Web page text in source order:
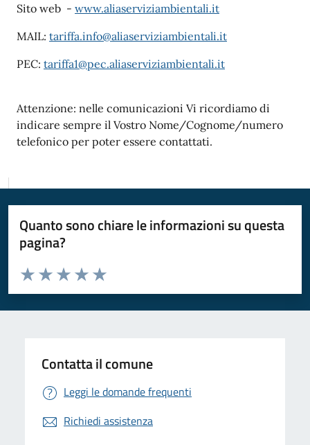
Sito web - www.aliaserviziambientali.it
MAIL: tariffa.info@aliaserviziambientali.it
PEC: tariffa1@pec.aliaserviziambientali.it
Attenzione: nelle comunicazioni Vi ricordiamo di
indicare sempre il Vostro Nome/Cognome/numero
telefonico per poter essere contattati.
Quanto sono chiare le informazioni su questa
pagina?
Valuta da 1 a 5 stelle la pagina
Valuta 5 stelle su 5
Valuta 4 stelle su 5
Valuta 3 stelle su 5
Valuta 2 stelle su 5
Valuta 1 stelle su 5
Contatta il comune
Leggi le domande frequenti
Richiedi assistenza